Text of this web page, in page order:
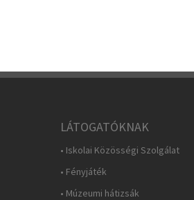
LÁTOGATÓKNAK
• Iskolai Közösségi Szolgálat
• Fényjáték
• Múzeumi hátizsák